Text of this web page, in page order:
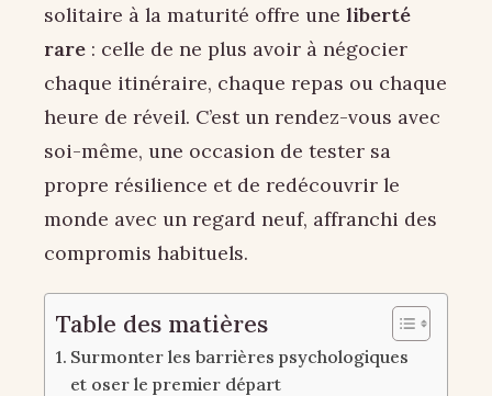
solitaire à la maturité offre une liberté
rare : celle de ne plus avoir à négocier
chaque itinéraire, chaque repas ou chaque
heure de réveil. C’est un rendez-vous avec
soi-même, une occasion de tester sa
propre résilience et de redécouvrir le
monde avec un regard neuf, affranchi des
compromis habituels.
Table des matières
Surmonter les barrières psychologiques
et oser le premier départ